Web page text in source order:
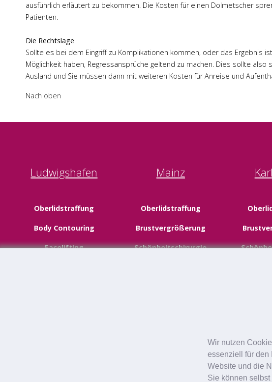
Wir nutzen
essenziell für den
Website und die
Sie können
ausführlich erläutert zu bekommen. Die Kosten für einen Dolmetscher
Patienten.
Die Rechtslage
Sollte es bei dem Eingriff zu Komplikationen kommen, oder das Ergebnis
Möglichkeit haben, Regressansprüche geltend zu machen. Dies sollte
Ausland und Sie müssen dann mit weiteren Kosten für Anreise und
Nach oben
Ludwigshafen
Oberlidstraffung
Body Contouring
Facelifting
Mainz
Oberlidstraffung
Brustvergrößerung
Schönheitschirurgie